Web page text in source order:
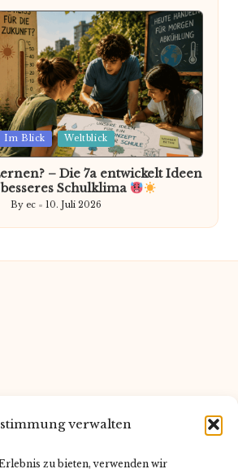
verwalten
zu bieten, verwenden wir
Im Blick Weltblick
– Die 7a entwickelt Ideen
Schulklima
Posted
by
By ec 10. Juli 2026